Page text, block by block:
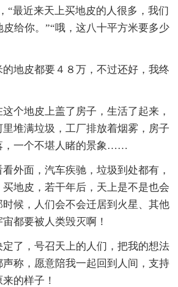
“最近来天上买地皮的人很多，我们
皮给你。”“哦，这八十平方米要多少
地皮都要４８万，不过还好，我终
个地皮上盖了房子，生活了起来，
堆满垃圾，工厂排放着烟雾，房子
，一个不堪人睹的景象……
外面，汽车疾驰，垃圾到处都有，
地皮，若干年后，天上是不是也会
候，人们会不会迁居到火星、其他
都要被人类毁灭啊！
了，号召天上的人们，把我的想法
称，愿意陪我一起回到人间，支持
的样子！